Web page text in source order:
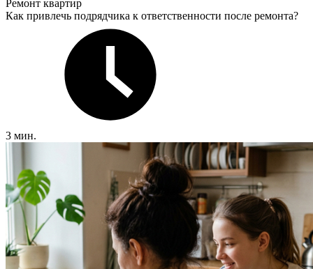
Ремонт квартир
Как привлечь подрядчика к ответственности после ремонта?
3 мин.